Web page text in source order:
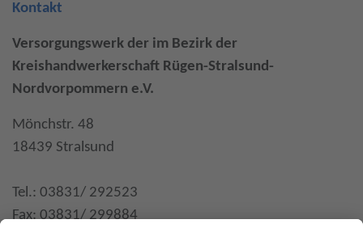
Kontakt
Versorgungswerk der im Bezirk der
Kreishandwerkerschaft Rügen-Stralsund-
Nordvorpommern e.V.
Mönchstr. 48
18439 Stralsund
Tel.: 03831/ 292523
Fax: 03831/ 299884